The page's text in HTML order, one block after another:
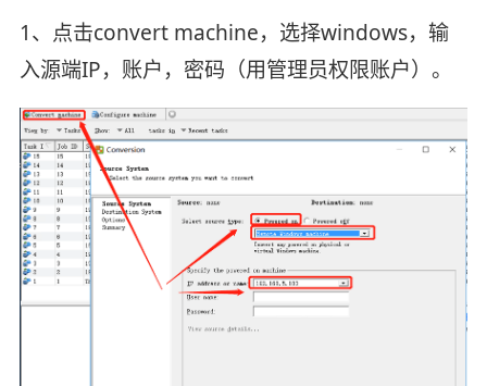
1、点击convert machine，选择windows，输
入源端IP，账户，密码（用管理员权限账户）。